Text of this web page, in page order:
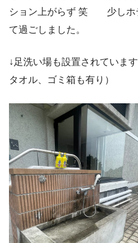
ション上がらず 笑 少しホ
て過ごしました。
↓足洗い場も設置されていま
タオル、ゴミ箱も有り）